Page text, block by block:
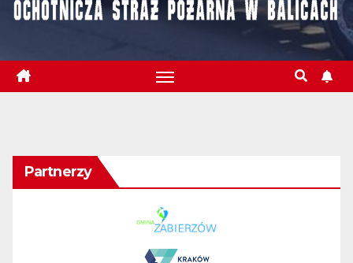
Partnerzy